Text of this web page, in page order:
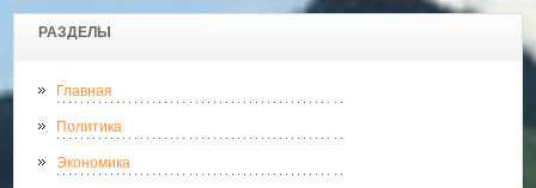
РАЗДЕЛЫ
Главная
Политика
Экономика